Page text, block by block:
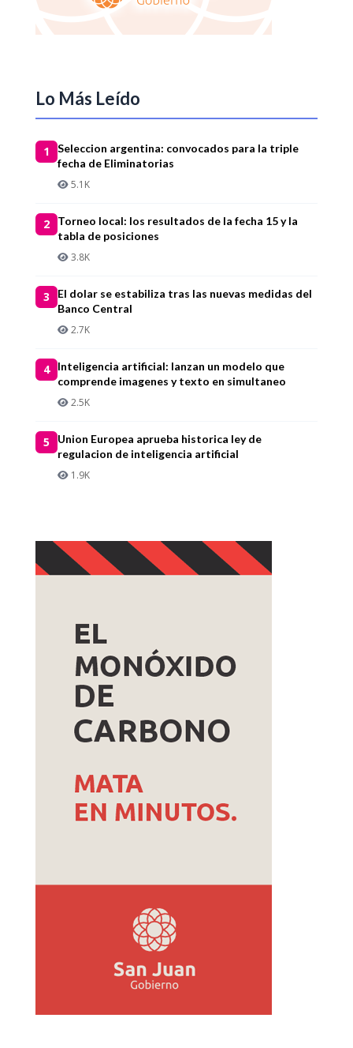
Lo Más Leído
1
Seleccion argentina: convocados para la triple
fecha de Eliminatorias
5.1K
2
Torneo local: los resultados de la fecha 15 y la
tabla de posiciones
3.8K
3
El dolar se estabiliza tras las nuevas medidas del
Banco Central
2.7K
4
Inteligencia artificial: lanzan un modelo que
comprende imagenes y texto en simultaneo
2.5K
5
Union Europea aprueba historica ley de
regulacion de inteligencia artificial
1.9K